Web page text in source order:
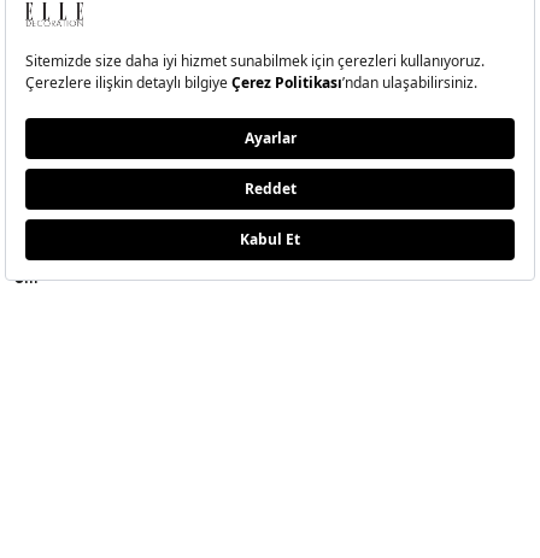
Moda Haberleri
Stil
ETKLINLIK
Elle Style Awards
Elle Etkinlikleri
Saç
Cilt